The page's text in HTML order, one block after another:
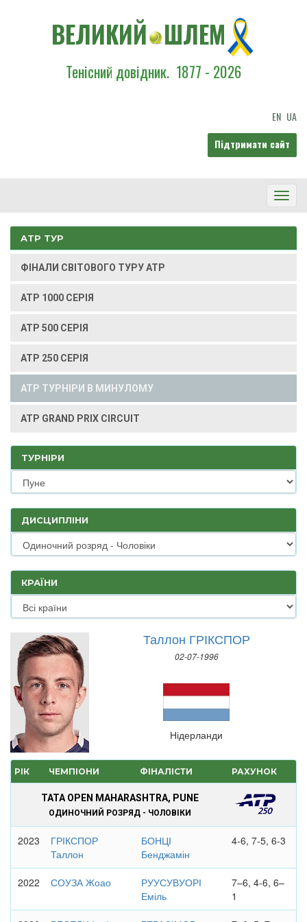
ВЕЛИКИЙ ШЛЕМ
Тенісний довідник. 1877 - 2026
EN UA
Підтримати сайт
ATP ТУР
ФІНАЛИ СВІТОВОГО ТУРУ ATP
ATP 1000 СЕРІЯ
ATP 500 СЕРІЯ
ATP 250 СЕРІЯ
ATP ТУРНІРИ В МИНУЛОМУ
ATP GRAND PRIX CIRCUIT
ТУРНІРИ
ДИСЦИПЛІНИ
КРАЇНИ
Таллон ГРІКСПОР
02-07-1996
Нідерланди
РІК ЧЕМПІОНИ ФІНАЛІСТИ РАХУНОК
TATA OPEN MAHARASHTRA, PUNE
ОДИНОЧНИЙ РОЗРЯД - ЧОЛОВІКИ
2023
ГРІКСПОР
Таллон
БОНЦІ
Бенджамін
4-6, 7-5, 6-3
2022 СОУЗА Жоао
РУУСУВУОРІ
Еміль
7–6, 4-6, 6–
1